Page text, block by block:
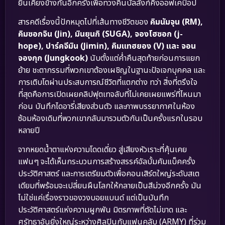
ยืนเคียงข้างกันอีกครั้งเพื่อทวงคืนบัลลังก์คิงออฟเคป็อป
สารคดีเรื่องนี้ปักหมุดไปที่เส้นทางชีวิตของ คิมนัมจุน (RM),
คิมซอกจิน (Jin), มินยุนกิ (SUGA), จองโฮซอก (j-
hope), ปาร์คจีมิน (Jimin), คิมแทฮยอง (V) และ จอน
จองกุก (Jungkook) นับตั้งแต่ค่ำคืนสุดท้ายก่อนการแยก
ย้าย ชะตากรรมที่พวกเขาต้องเผชิญในฐานะปัจเจกบุคคล และ
การเติบโตผ่านประสบการณ์ชีวิตที่แตกต่าง ทว่า สิ่งที่ตรึงใจ
ที่สุดคือการเปิดเผยคลิปฟุตเทจลับที่ไม่เคยเผยแพร่ที่ไหนมา
ก่อน บันทึกไดอารี่เสียงส่วนตัว และภาพบรรยากาศในห้อง
ซ้อมห้องเดิมที่พวกเขากลับมารวมตัวกันเป็นครั้งแรกในรอบ
หลายปี
จากหยดน้ำตาแห่งความโดดเดี่ยว สู่เสียงหัวเราะที่คุ้นเคย
แฟนๆ จะได้เห็นกระบวนการสร้างสรรค์อัลบั้มคัมแบ็คครั้ง
ประวัติศาสตร์ และการเตรียมตัวเพื่อคอนเสิร์ตใหญ่ระดับสเต
เดียมที่พร้อมจะเปลี่ยนผืนโลกให้กลายเป็นสีม่วงอีกครั้ง มัน
ไม่ใช่แค่เรื่องราวของวงบอยแบนด์ แต่เป็นบันทึก
ประวัติศาสตร์แห่งความผูกพัน มิตรภาพที่ตัดไม่ขาด และ
ศรัทธาอันยิ่งใหญ่ระหว่างศิลปินกับแฟนคลับ (ARMY) ที่ร่วม